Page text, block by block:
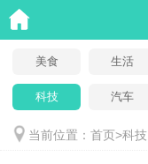
美食 生活
科技 汽车
当前位置： 首页>科技